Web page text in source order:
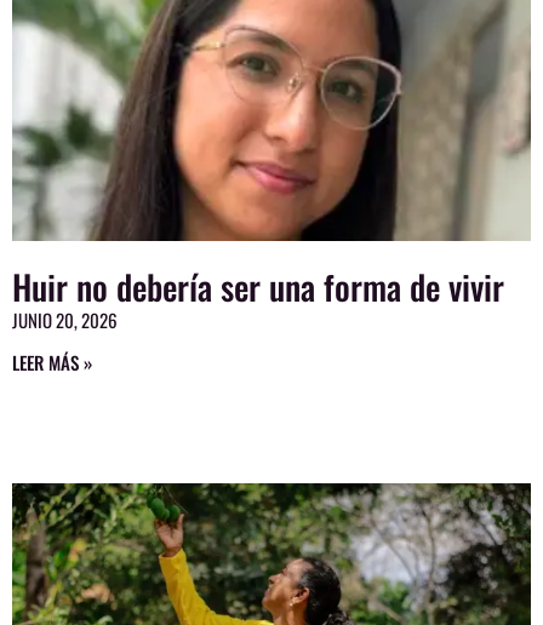
Huir no debería ser una forma de vivir
JUNIO 20, 2026
LEER MÁS »